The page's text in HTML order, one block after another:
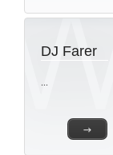
→
DJ Farer
...